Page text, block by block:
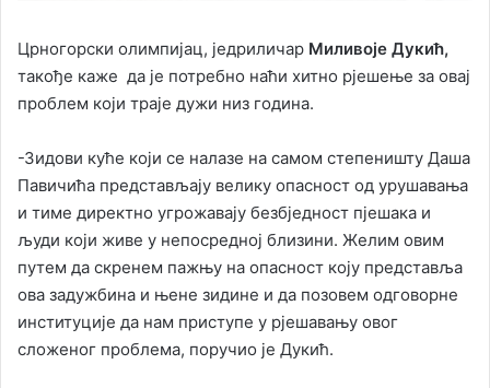
Црногорски олимпијац, једриличар Миливоје Дукић,
такође каже да је потребно наћи хитно рјешење за овај
проблем који траје дужи низ година.
-Зидови куће који се налазе на самом степеништу Даша
Павичића представљају велику опасност од урушавања
и тиме директно угрожавају безбједност пјешака и
људи који живе у непосредној близини. Желим овим
путем да скренем пажњу на опасност коју представља
ова задужбина и њене зидине и да позовем одговорне
институције да нам приступе у рјешавању овог
сложеног проблема, поручио је Дукић.